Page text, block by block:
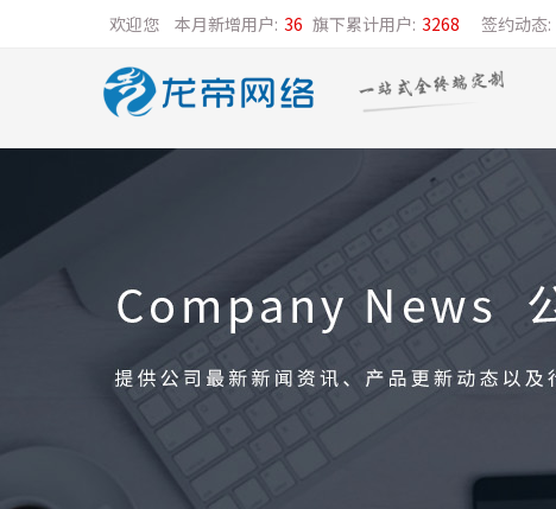
欢迎您 本月新增用户: 36 旗下累计用户: 3268 签约动态: